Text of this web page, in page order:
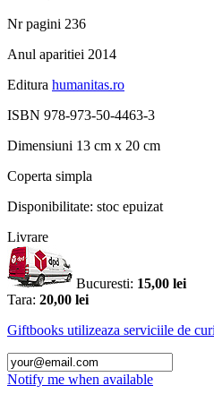
Nr pagini 236
Anul aparitiei 2014
Editura humanitas.ro
ISBN 978-973-50-4463-3
Dimensiuni 13 cm x 20 cm
Coperta simpla
Disponibilitate: stoc epuizat
Livrare
Bucuresti: 15,00 lei
Tara: 20,00 lei
Giftbooks utilizeaza serviciile de
Notify me when available